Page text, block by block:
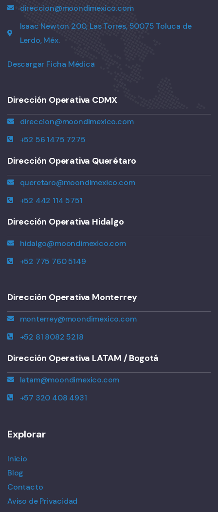
direccion@moondimexico.com
Isaac Newton 200, Las Torres, 50075 Toluca de
Lerdo, Méx.
Descargar Ficha Médica
Dirección Operativa CDMX
direccion@moondimexico.com
+52 56 1475 7275
Dirección Operativa Querétaro
queretaro@moondimexico.com
+52 442 114 5751
Dirección Operativa Hidalgo
hidalgo@moondimexico.com
+52 775 760 5149
Dirección Operativa Monterrey
monterrey@moondimexico.com
+52 81 8082 5218
Dirección Operativa LATAM / Bogotá
latam@moondimexico.com
+57 320 408 4931
Explorar
Inicio
Blog
Contacto
Aviso de Privacidad